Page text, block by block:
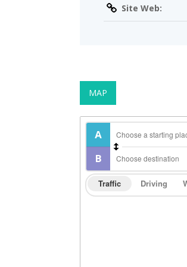
Site Web:
MAP
Traffic Driving